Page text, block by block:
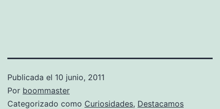
Publicada el 10 junio, 2011
Por boommaster
Categorizado como Curiosidades, Destacamos